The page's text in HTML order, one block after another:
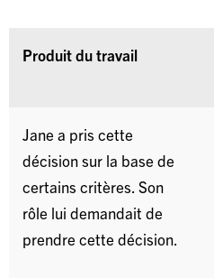
Produit du travail
Jane a pris cette
décision sur la base de
certains critères. Son
rôle lui demandait de
prendre cette décision.